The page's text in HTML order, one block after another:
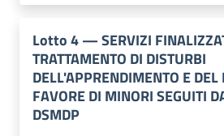
Lotto4—SERVIZI
TRATTAMENTO DI DISTURBI
DELL'APPRENDIMENTO E
FAVORE DI MINORI SEGUITI
DSMDP